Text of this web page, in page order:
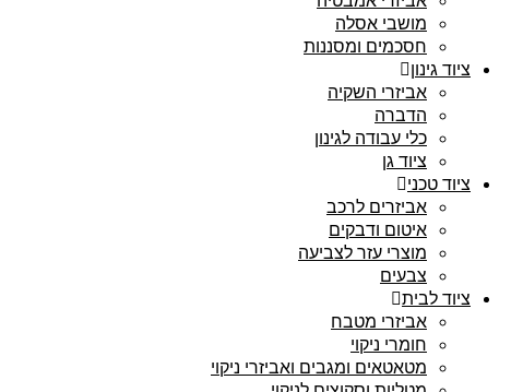
מושבי אסלה
חסכמים ומסננות
ציוד גינון
אביזרי השקיה
הדברה
כלי עבודה לגינון
ציוד גן
ציוד טכני
אביזרים לרכב
איטום ודבקים
מוצרי עזר לצביעה
צבעים
ציוד לבית
אביזרי מטבח
חומרי ניקוי
מטאטאים ומגבים ואביזרי ניקוי